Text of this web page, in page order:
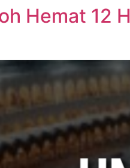
Hemat 12